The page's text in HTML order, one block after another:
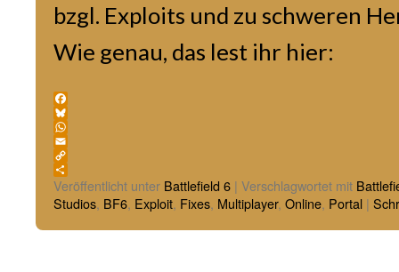
bzgl. Exploits und zu schweren
Wie genau, das lest ihr hier:
Facebook
Bluesky
WhatsApp
Email
Copy
Link
Teilen
Veröffentlicht unter Battlefield 6 | Verschlagwortet mit
Studios, BF6, Exploit, Fixes, Multiplayer, Online, Portal |